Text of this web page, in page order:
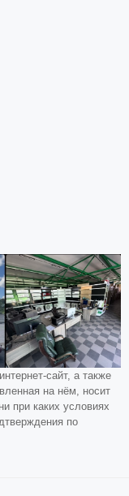
сайт, а также
на нём, носит
при каких условиях
по